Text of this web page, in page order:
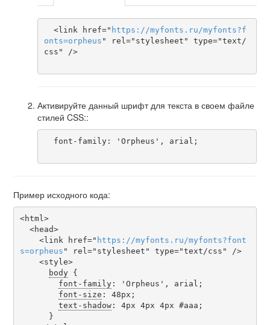
  <link href="
https ://myfonts . ru /myfonts?f
onts=orpheus " rel="stylesheet" type="text/
css" />
Активируйте данный шрифт для текста в своем файле
стилей CSS::
Пример исходного кода:
<html>
    <link href="
https ://myfonts . ru /myfonts?font
s=orpheus " rel="stylesheet" type="text/css" />
body {
font-family: 'Orpheus', arial;
font-size : 48px;
text-shadow: 4px 4px 4px #aaa;